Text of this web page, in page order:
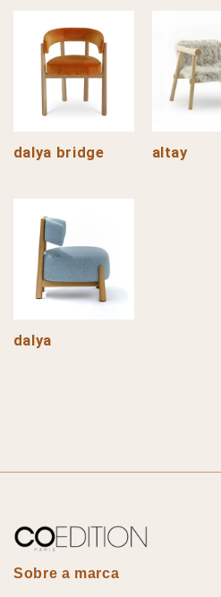
dalya bridge altay
dalya
Sobre a marca